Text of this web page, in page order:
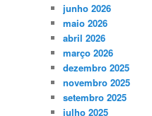
junho 2026
maio 2026
abril 2026
março 2026
dezembro 2025
novembro 2025
setembro 2025
julho 2025